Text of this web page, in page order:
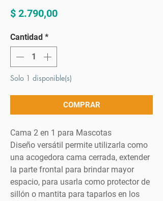
$ 2.790,00Precio
Cantidad *
Solo 1 disponible(s)
COMPRAR
Cama 2 en 1 para Mascotas
Diseño versátil permite utilizarla como
una acogedora cama cerrada, extender
la parte frontal para brindar mayor
espacio, para usarla como protector de
sillón o mantita para taparlos en los